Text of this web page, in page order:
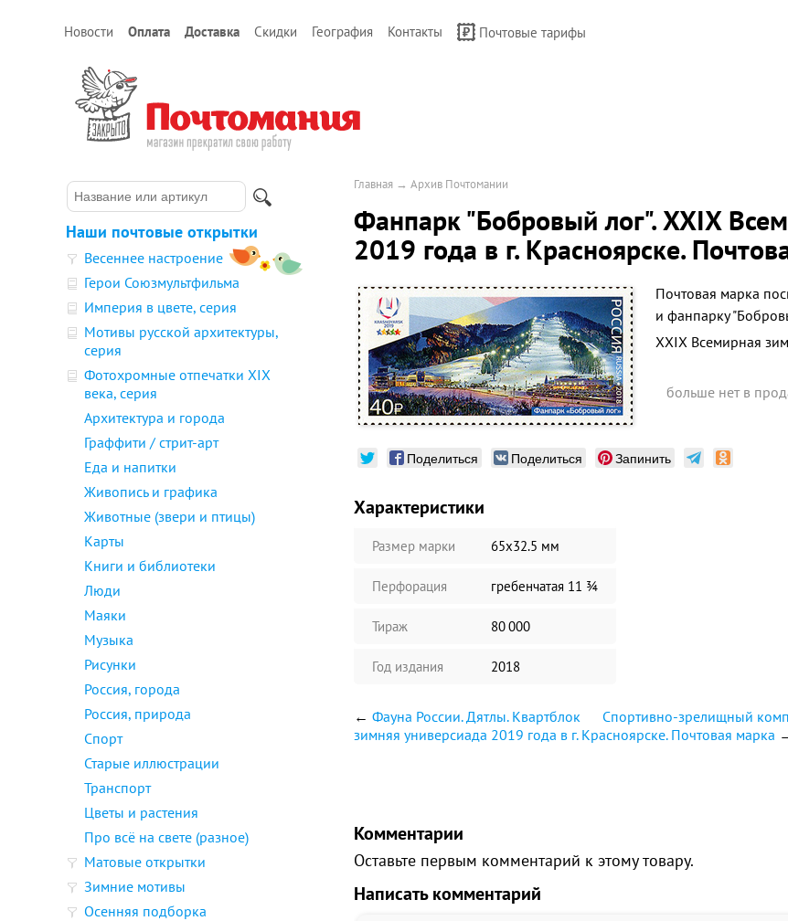
Новости Оплата Доставка Скидки География Контакты Почтовые тарифы
Наши почтовые открытки
Весеннее настроение
Герои Союзмультфильма
Империя в цвете, серия
Мотивы русской архитектуры,
серия
Фотохромные отпечатки XIX
века, серия
Архитектура и города
Граффити / стрит-арт
Еда и напитки
Живопись и графика
Животные (звери и птицы)
Карты
Книги и библиотеки
Люди
Маяки
Музыка
Рисунки
Россия, города
Россия, природа
Спорт
Старые иллюстрации
Транспорт
Цветы и растения
Про всё на свете (разное)
Матовые открытки
Зимние мотивы
Осенняя подборка
Главная → Архив Почтомании
Фанпарк "Бобровый лог". XXIX
2019 года в г. Красноярске.
Почтовая марка
и фанпарку
XXIX Всемирная
больше нет в
Поделиться Поделиться Запинить
Характеристики
Размер марки 65х32.5 мм
Перфорация гребенчатая 11 ¾
Тираж 80 000
Год издания 2018
← Фауна России. Дятлы. Квартблок
Спортивно-зрелищный
зимняя универсиада 2019 года в г. Красноярске. Почтовая марка
Комментарии
Оставьте первым комментарий к этому товару.
Написать комментарий